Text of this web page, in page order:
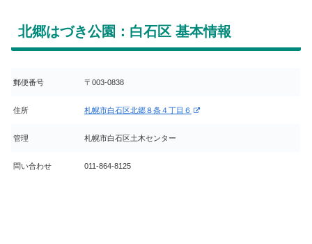
北郷はづき公園：白石区 基本情報
郵便番号 〒003-0838
住所 札幌市白石区北郷８条４丁目６
管理 札幌市白石区土木センター
問い合わせ 011-864-8125